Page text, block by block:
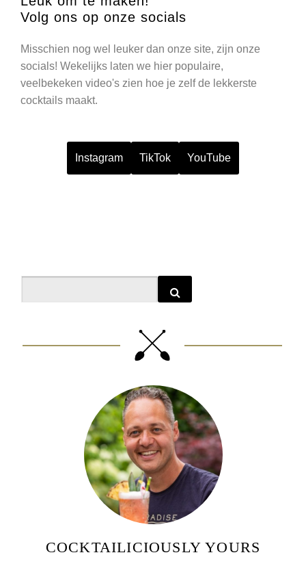
Volg ons op onze socials
Misschien nog wel leuker dan onze site, zijn onze
socials! Wekelijks laten we hier populaire,
veelbekeken video's zien hoe je zelf de lekkerste
cocktails maakt.
Instagram TikTok YouTube
COCKTAILICIOUSLY YOURS